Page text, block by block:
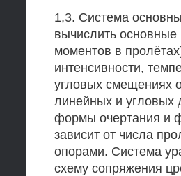
1,3. Система
вычислить
моментов в
интенсивности,
угловых смещениях
линейных и угловых
формы очертания и
зависит от числа
опорами. Система
схему сопряжения